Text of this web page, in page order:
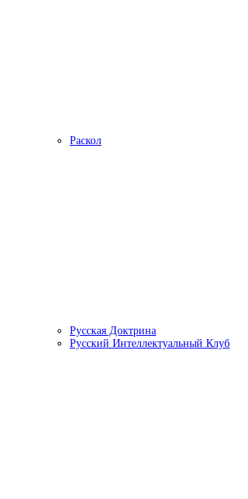
Раскол
Русская Доктрина
Русский Интеллектуальный Клуб